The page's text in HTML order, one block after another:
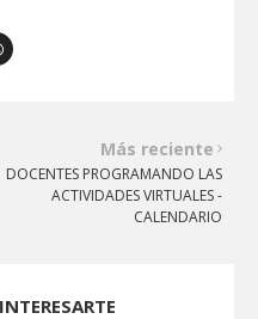
Más reciente
DOCENTES PROGRAMANDO LAS
ACTIVIDADES VIRTUALES -
CALENDARIO